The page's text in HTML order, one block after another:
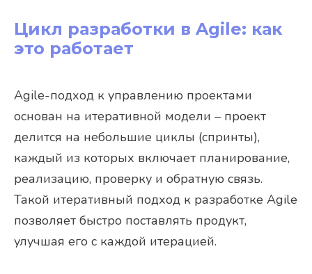
Цикл разработки в Agile: как
это работает
Agile-подход к управлению проектами
основан на итеративной модели – проект
делится на небольшие циклы (спринты),
каждый из которых включает планирование,
реализацию, проверку и обратную связь.
Такой итеративный подход к разработке Agile
позволяет быстро поставлять продукт,
улучшая его с каждой итерацией.